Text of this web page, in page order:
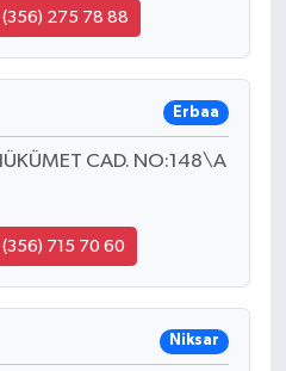
(356) 275 78 88
Erbaa
CAD. NO:148\A
715 70 60
Niksar